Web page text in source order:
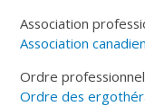
Association
Association
Ordre
Ordre des